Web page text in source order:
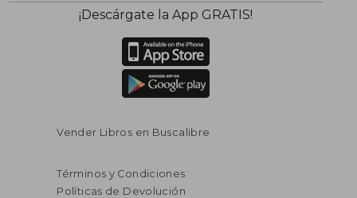
¡Descárgate la App GRATIS!
Vender Libros en Buscalibre
Términos y Condiciones
Políticas de Devolución